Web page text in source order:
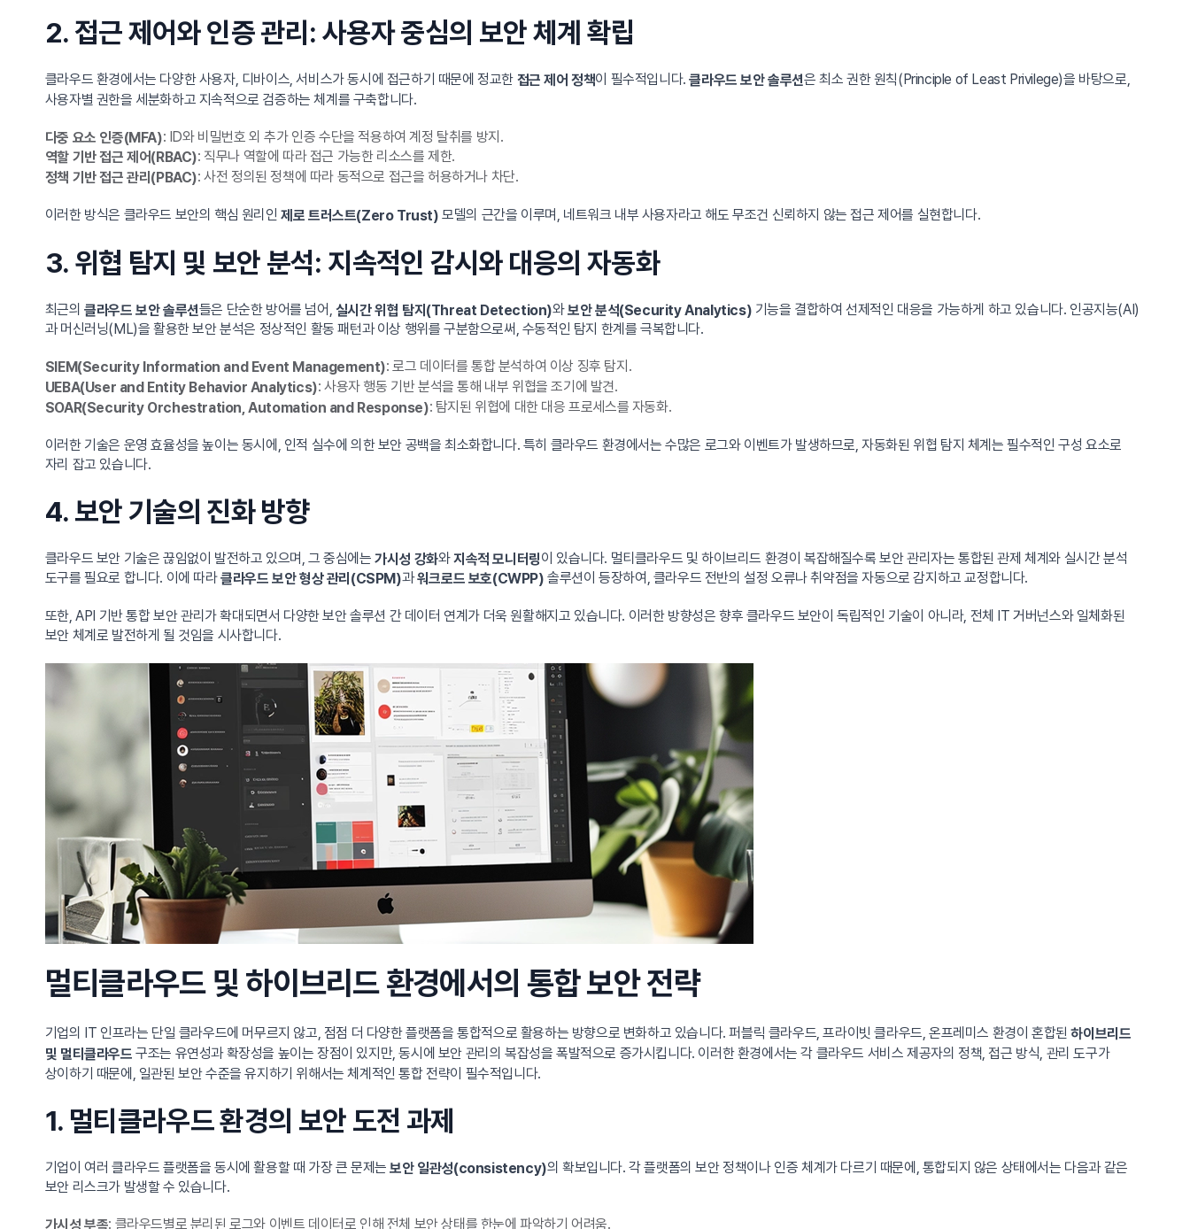
2. 접근 제어와 인증 관리: 사용자 중심의 보안 체계 확립
클라우드 환경에서는 다양한 사용자, 디바이스, 서비스가 동시에 접근하기 때문에 정교한 접근 제어 정책이 필수적입니다.클라우드 보안 솔루션은 최소 권한 원칙(Principle of Least Privilege)을 바탕으로,
사용자별 권한을 세분화하고 지속적으로 검증하는 체계를 구축합니다.
다중 요소 인증(MFA): ID와 비밀번호 외 추가 인증 수단을 적용하여 계정 탈취를 방지.
역할 기반 접근 제어(RBAC): 직무나 역할에 따라 접근 가능한 리소스를 제한.
정책 기반 접근 관리(PBAC): 사전 정의된 정책에 따라 동적으로 접근을 허용하거나 차단.
이러한 방식은 클라우드 보안의 핵심 원리인제로 트러스트(Zero Trust) 모델의 근간을 이루며, 네트워크 내부 사용자라고 해도 무조건 신뢰하지 않는 접근 제어를 실현합니다.
3. 위협 탐지 및 보안 분석: 지속적인 감시와 대응의 자동화
최근의클라우드 보안 솔루션들은 단순한 방어를 넘어, 실시간 위협 탐지(Threat Detection)와보안 분석(Security Analytics) 기능을 결합하여 선제적인 대응을 가능하게 하고 있습니다. 인공지능(AI)
과 머신러닝(ML)을 활용한 보안 분석은 정상적인 활동 패턴과 이상 행위를 구분함으로써, 수동적인 탐지 한계를 극복합니다.
SIEM(Security Information and Event Management): 로그 데이터를 통합 분석하여 이상 징후 탐지.
UEBA(User and Entity Behavior Analytics): 사용자 행동 기반 분석을 통해 내부 위협을 조기에 발견.
SOAR(Security Orchestration, Automation and Response): 탐지된 위협에 대한 대응 프로세스를 자동화.
이러한 기술은 운영 효율성을 높이는 동시에, 인적 실수에 의한 보안 공백을 최소화합니다. 특히 클라우드 환경에서는 수많은 로그와 이벤트가 발생하므로, 자동화된 위협 탐지 체계는 필수적인 구성 요소로
자리 잡고 있습니다.
4. 보안 기술의 진화 방향
클라우드 보안 기술은 끊임없이 발전하고 있으며, 그 중심에는가시성 강화와지속적 모니터링이 있습니다. 멀티클라우드 및 하이브리드 환경이 복잡해질수록 보안 관리자는 통합된 관제 체계와 실시간 분석
도구를 필요로 합니다. 이에 따라클라우드 보안 형상 관리(CSPM)과워크로드 보호(CWPP) 솔루션이 등장하여, 클라우드 전반의 설정 오류나 취약점을 자동으로 감지하고 교정합니다.
또한, API 기반 통합 보안 관리가 확대되면서 다양한 보안 솔루션 간 데이터 연계가 더욱 원활해지고 있습니다. 이러한 방향성은 향후 클라우드 보안이 독립적인 기술이 아니라, 전체 IT 거버넌스와 일체화된
보안 체계로 발전하게 될 것임을 시사합니다.
멀티클라우드 및 하이브리드 환경에서의 통합 보안 전략
기업의 IT 인프라는 단일 클라우드에 머무르지 않고, 점점 더 다양한 플랫폼을 통합적으로 활용하는 방향으로 변화하고 있습니다. 퍼블릭 클라우드, 프라이빗 클라우드, 온프레미스 환경이 혼합된하이브리드
및 멀티클라우드 구조는 유연성과 확장성을 높이는 장점이 있지만, 동시에 보안 관리의 복잡성을 폭발적으로 증가시킵니다. 이러한 환경에서는 각 클라우드 서비스 제공자의 정책, 접근 방식, 관리 도구가
상이하기 때문에, 일관된 보안 수준을 유지하기 위해서는 체계적인 통합 전략이 필수적입니다.
1. 멀티클라우드 환경의 보안 도전 과제
기업이 여러 클라우드 플랫폼을 동시에 활용할 때 가장 큰 문제는 보안 일관성(consistency)의 확보입니다. 각 플랫폼의 보안 정책이나 인증 체계가 다르기 때문에, 통합되지 않은 상태에서는 다음과 같은
보안 리스크가 발생할 수 있습니다.
가시성 부족: 클라우드별로 분리된 로그와 이벤트 데이터로 인해 전체 보안 상태를 한눈에 파악하기 어려움.